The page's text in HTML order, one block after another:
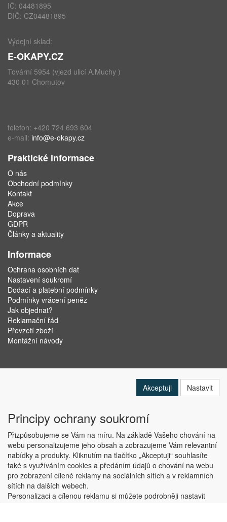
IČ: 04481895
DIČ: CZ04481895
Výdejní sklad:
E-OKAPY.CZ
Tovární 5954 (vjezd ulicí A.Muchy )
430 01 Chomutov
telefon: +420 724 693 604
e-mail: info@e-okapy.cz
Praktické informace
O nás
Obchodní podmínky
Kontakt
Akce
Doprava
GDPR
Články a aktuality
Informace
Ochrana osobních dat
Nastavení soukromí
Dodací a platební podmínky
Podmínky vrácení peněz
Jak objednat?
Reklamační řád
Převzetí zboží
Montážní návody
Copyright © ABRA Software a.s. 2019
Akceptuji Nastavit
Principy ochrany soukromí
Přizpůsobujeme se Vám na míru. Na základě Vašeho chování na
webu personalizujeme jeho obsah a zobrazujeme Vám relevantní
nabídky a produkty. Kliknutím na tlačítko „Akceptuji“ souhlasíte
také s využíváním cookies a předáním údajů o chování na webu
pro zobrazení cílené reklamy na sociálních sítích a v reklamních
sítích na dalších webech.
Personalizaci a cílenou reklamu si můžete podrobněji nastavit